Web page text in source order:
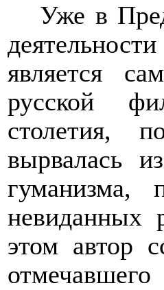
Уже в
является
русской
столетия,
вырвалась
гуманизма,
невиданных
этом автор